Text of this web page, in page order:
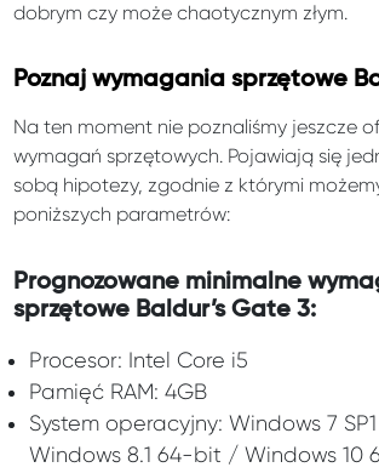
dobrym czy może chaotycznym złym.
Poznaj wymagania sprzętowe
Na ten moment nie poznaliśmy jeszcze
wymagań sprzętowych. Pojawiają się
sobą hipotezy, zgodnie z którymi
poniższych parametrów:
Prognozowane minimalne
sprzętowe Baldur’s Gate 3:
Procesor: Intel Core i5
Pamięć RAM: 4GB
System operacyjny: Windows 7
Windows 8.1 64-bit / Windows 10